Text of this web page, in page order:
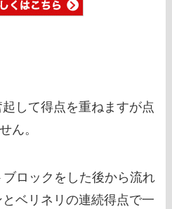
して得点を重ねますが点
ん。
ロックをした後から流れ
ベリネリの連続得点で一